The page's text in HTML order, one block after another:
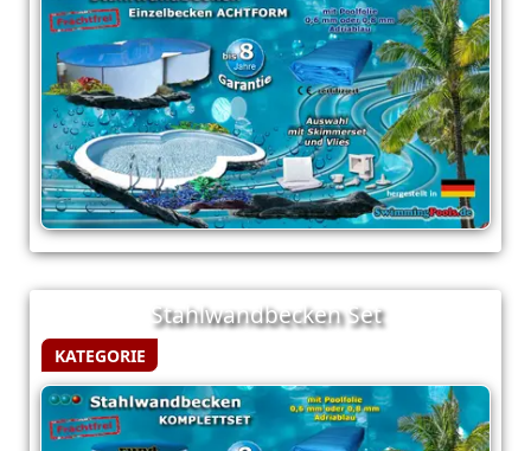
Stahlwandbecken Set
KATEGORIE